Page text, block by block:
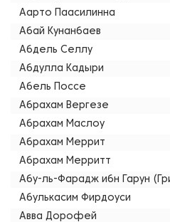
Аарто Паасилинна
Абай Кунанбаев
Абдель Селлу
Абдулла Кадыри
Абель Поссе
Абрахам Вергезе
Абрахам Маслоу
Абрахам Меррит
Абрахам Мерритт
Абу-ль-Фарадж ибн Гарун
Абулькасим Фирдоуси
Авва Дорофей